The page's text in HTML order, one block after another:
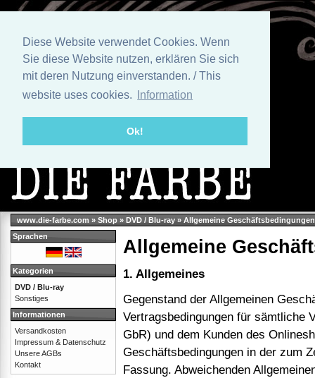
Diese Website verwendet Cookies. Wenn
Sie diese Website nutzen, erklären Sie sich
mit deren Nutzung einverstanden. / This
website uses cookies.
Information
Ok!
www.die-farbe.com » Shop » DVD / Blu-ray » Allgemeine Geschäftsbedingungen
Allgemeine
1. Allgemeines
Gegenstand der Allgemeinen
Vertragsbedingungen für sämtliche
GbR) und dem Kunden des
Geschäftsbedingungen in der zum
Fassung. Abweichenden
Sprachen
Kategorien
DVD / Blu-ray
Sonstiges
Informationen
Versandkosten
Impressum & Datenschutz
Unsere AGBs
Kontakt